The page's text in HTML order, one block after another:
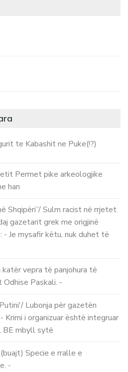
te Kabashit ne Puke(!?)
Permet pike arkeologjike
han
Shqipëri”/ Sulm racist në rrjetet
gazetarit grek me origjinë
- Je mysafir këtu, nuk duhet të
katër vepra të panjohura të
Paskali. -
Lubonja për gazetën
Krimi i organizuar është integruar
BE mbyll sytë
Specie e rralle e
-